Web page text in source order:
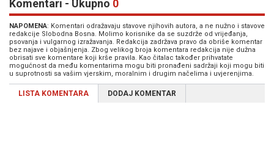
Komentari - Ukupno 0
NAPOMENA: Komentari odražavaju stavove njihovih autora, a ne nužno i stavove
redakcije Slobodna Bosna. Molimo korisnike da se suzdrže od vrijeđanja,
psovanja i vulgarnog izražavanja. Redakcija zadržava pravo da obriše komentar
bez najave i objašnjenja. Zbog velikog broja komentara redakcija nije dužna
obrisati sve komentare koji krše pravila. Kao čitalac također prihvatate
mogućnost da među komentarima mogu biti pronađeni sadržaji koji mogu biti
u suprotnosti sa vašim vjerskim, moralnim i drugim načelima i uvjerenjima.
LISTA KOMENTARA DODAJ KOMENTAR